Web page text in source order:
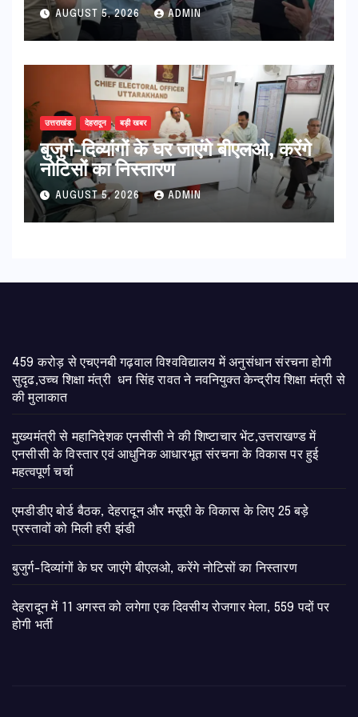
हरी झंडी
AUGUST 5, 2026 ADMIN
उत्तराखंड देहरादून बड़ी खबर
बुजुर्ग-दिव्यांगों के घर जाएंगे बीएलओ, करेंगे
नोटिसों का निस्तारण
AUGUST 5, 2026 ADMIN
459 करोड़ से एचएनबी गढ़वाल विश्वविद्यालय में अनुसंधान संरचना होगी
सुदृढ,उच्च शिक्षा मंत्री धन सिंह रावत ने नवनियुक्त केन्द्रीय शिक्षा मंत्री से
की मुलाकात
मुख्यमंत्री से महानिदेशक एनसीसी ने की शिष्टाचार भेंट,उत्तराखण्ड में
एनसीसी के विस्तार एवं आधुनिक आधारभूत संरचना के विकास पर हुई
महत्वपूर्ण चर्चा
एमडीडीए बोर्ड बैठक, देहरादून और मसूरी के विकास के लिए 25 बड़े
प्रस्तावों को मिली हरी झंडी
बुजुर्ग-दिव्यांगों के घर जाएंगे बीएलओ, करेंगे नोटिसों का निस्तारण
​देहरादून में 11 अगस्त को लगेगा एक दिवसीय रोजगार मेला, 559 पदों पर
होगी भर्ती